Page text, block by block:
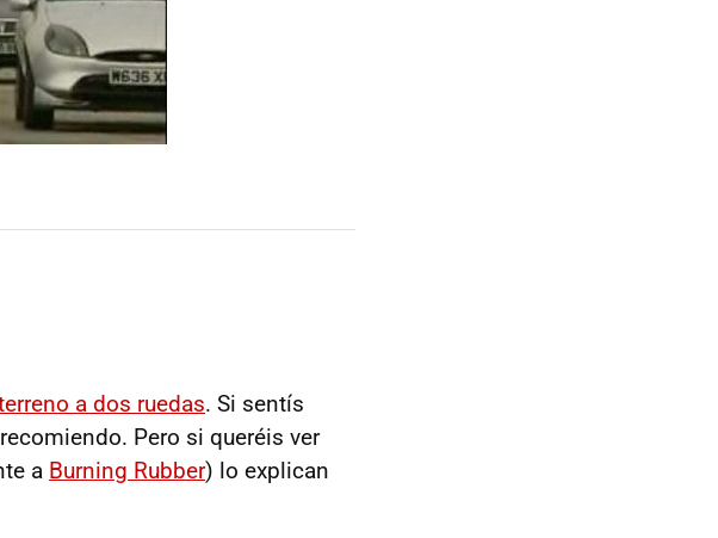
a dos ruedas. Si sentís
Pero si queréis ver
a Burning Rubber) lo explican